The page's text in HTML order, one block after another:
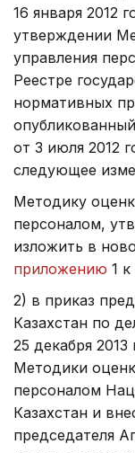
16 января 2012
утверждении
управления
Реестре
нормативных
от 3 июля 2012
следующее
Методику
персоналом,
изложить в
приложению 1
2) в приказ
Казахстан по
25 декабря
Методики
персоналом
Казахстан и
председателя